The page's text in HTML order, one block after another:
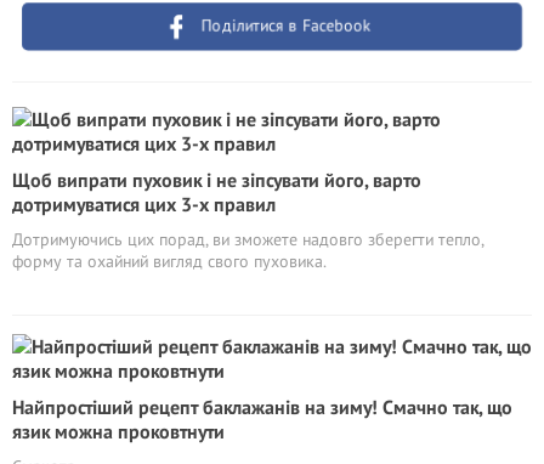
Поділитися в Facebook
Щоб випрати пуховик і не зіпсувати його, варто
дотримуватися цих 3-х правил
Дотримуючись цих порад, ви зможете надовго зберегти тепло,
форму та охайний вигляд свого пуховика.
Найпростіший рецепт баклажанів на зиму! Смачно так, що
язик можна проковтнути